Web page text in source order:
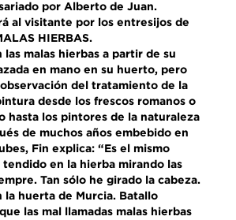
por Alberto de Juan.
al visitante por los entresijos de
HIERBAS.
las malas hierbas a partir de su
en mano en su huerto, pero
del tratamiento de la
desde los frescos romanos o
hasta los pintores de la naturaleza
de muchos años embebido en
Fin explica: “Es el mismo
tendido en la hierba mirando las
Tan sólo he girado la cabeza.
la huerta de Murcia. Batallo
las mal llamadas malas hierbas